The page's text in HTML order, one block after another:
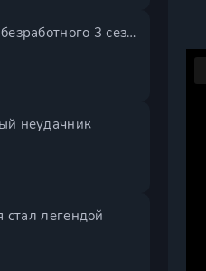
Реинкарнация безработного 3 сезон
неудачник
стал легендой